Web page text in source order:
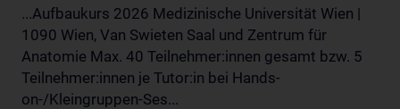
...Aufbaukurs 2026 Medizinische Universität Wien |
1090 Wien, Van Swieten Saal und Zentrum für
Anatomie Max. 40 Teilnehmer:innen gesamt bzw. 5
Teilnehmer:innen je Tutor:in bei Hands-
on-/Kleingruppen-Ses...